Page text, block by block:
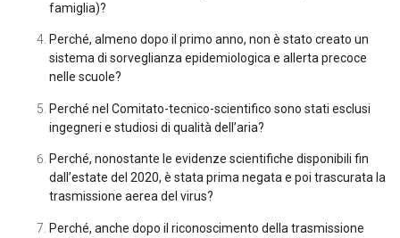
famiglia)?
Perché, almeno dopo il primo anno, non è stato creato un
sistema di sorveglianza epidemiologica e allerta precoce
nelle scuole?
Perché nel Comitato-tecnico-scientifico sono stati esclusi
ingegneri e studiosi di qualità dell’aria?
Perché, nonostante le evidenze scientifiche disponibili fin
dall’estate del 2020, è stata prima negata e poi trascurata la
trasmissione aerea del virus?
Perché, anche dopo il riconoscimento della trasmissione